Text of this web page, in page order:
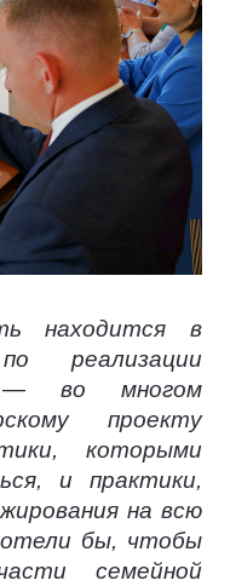
находится в
реализации
— во многом
проекту
которыми
и практики,
на всю
бы, чтобы
семейной